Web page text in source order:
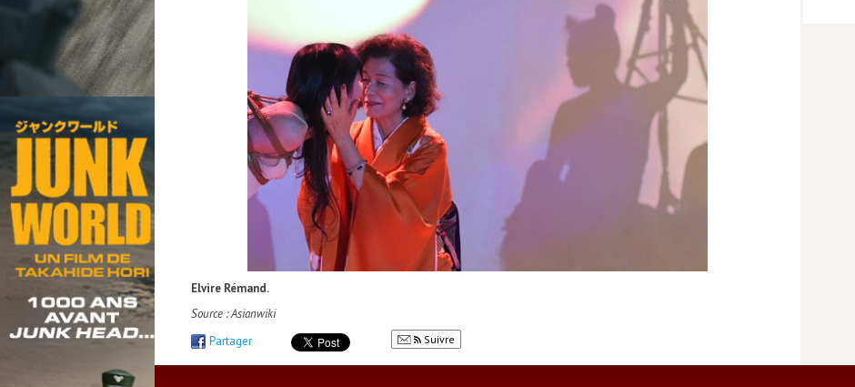
Elvire Rémand.
Source : Asianwiki
Partager
Suivre